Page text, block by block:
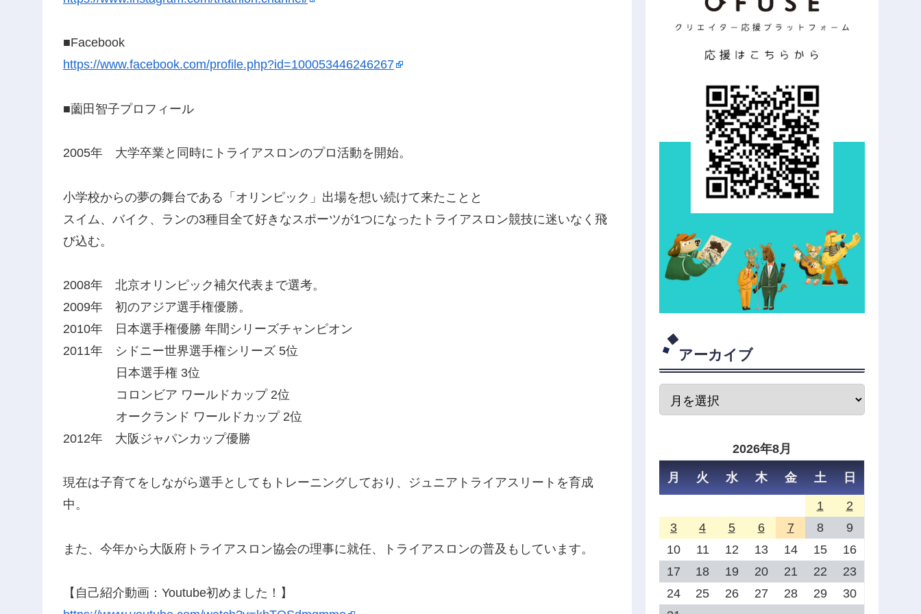
■Facebook
https://www.facebook.com/profile.php?id=100053446246267
■薗田智子プロフィール
2005年 大学卒業と同時にトライアスロンのプロ活動を開始。
小学校からの夢の舞台である「オリンピック」出場を想い続けて来たことと
スイム、バイク、ランの3種目全て好きなスポーツが1つになったトライアスロン競技に迷いなく飛
び込む。
2008年 北京オリンピック補欠代表まで選考。
2009年 初のアジア選手権優勝。
2010年 日本選手権優勝 年間シリーズチャンピオン
2011年 シドニー世界選手権シリーズ 5位
日本選手権 3位
コロンビア ワールドカップ 2位
オークランド ワールドカップ 2位
2012年 大阪ジャパンカップ優勝
現在は子育てをしながら選手としてもトレーニングしており、ジュニアトライアスリートを育成
中。
また、今年から大阪府トライアスロン協会の理事に就任、トライアスロンの普及もしています。
【自己紹介動画：Youtube初めました！】
アーカイブ
2026年8月
月 火 水 木 金 土 日
1
2
3
4 5 6 7 8
9
10
11 12 13 14 15
16
17
18 19 20 21 22
23
24
25 26 27 28 29
30